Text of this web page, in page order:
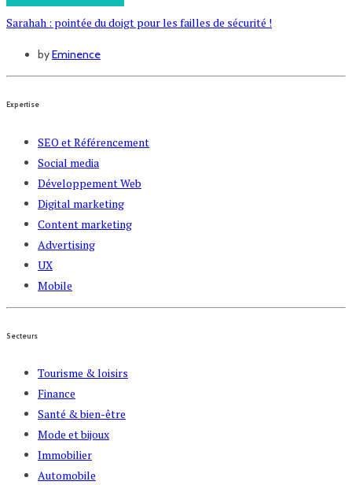
Sarahah : pointée du doigt pour les failles de sécurité !
byEminence
Expertise
SEO et Référencement
Social media
Développement Web
Digital marketing
Content marketing
Advertising
UX
Mobile
Secteurs
Tourisme & loisirs
Finance
Santé & bien-être
Mode et bijoux
Immobilier
Automobile